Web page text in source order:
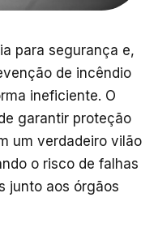
para segurança e,
de incêndio
ineficiente. O
garantir proteção
um verdadeiro vilão
o risco de falhas
junto aos órgãos